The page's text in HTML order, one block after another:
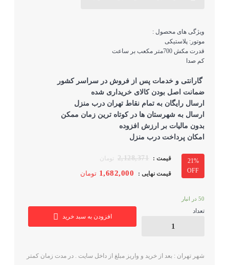
ویژگی های محصول :
موتور: پلاستیکی
قدرت مکش 700
متر مکعب بر ساعت
کم صدا
گارانتی و خدمات پس از فروش در سراسر کشور
ضمانت اصل بودن کالای خریداری شده
ارسال رایگان به تمام نقاط تهران درب منزل
ارسال به شهرستان ها در کوتاه ترین زمان ممکن
بدون مالیات بر ارزش افزوده
امکان پرداخت درب منزل
21%
OFF
2,128,371 تومان
1,682,000 تومان
50 در انبار
تعداد
افزودن به سبد خرید
شهر تهران : بعد از خرید و واریز مبلغ از داخل سایت . در مدت زمان کمتر